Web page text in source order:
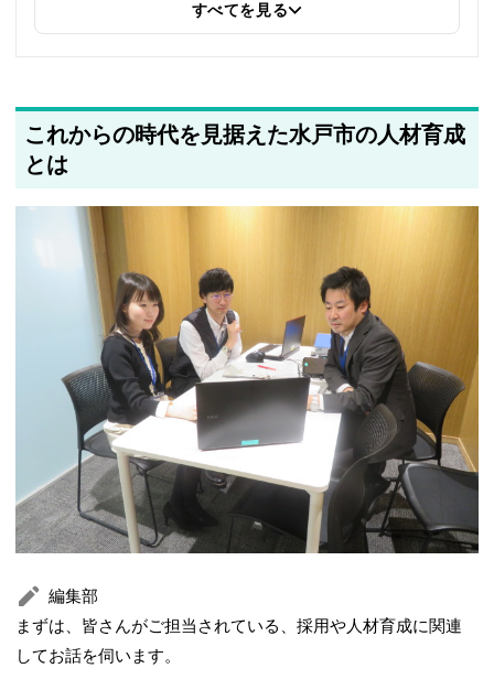
筆者情報を更新しました
すべてを見る
これからの時代を見据えた水戸市の人材育成
とは
編集部
まずは、皆さんがご担当されている、採用や人材育成に関連
してお話を伺います。